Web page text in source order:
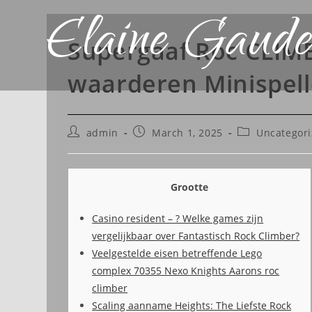
Elaine
Supergaaf Roc
waarderen
admin March 1, 2025
Grootte
Casino resident – ? Welke games zijn
vergelijkbaar over Fantastisch Rock Climber?
Veelgestelde eisen betreffende Lego
complex 70355 Nexo Knights Aarons roc
climber
Scaling aanname Heights: The Liefste Rock